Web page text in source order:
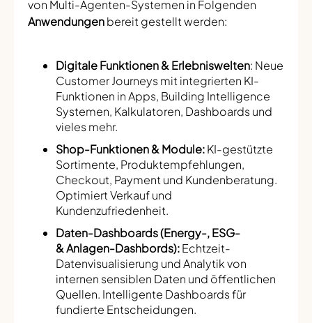
von Multi-Agenten-Systemen in Folgenden
Anwendungenbereit gestellt werden:
Digitale Funktionen & Erlebniswelten: Neue
Customer Journeys mit integrierten KI-
Funktionen in Apps, Building Intelligence
Systemen, Kalkulatoren, Dashboards und
vieles mehr.
Shop-Funktionen & Module:KI-gestützte
Sortimente, Produktempfehlungen,
Checkout, Payment und Kundenberatung.
Optimiert Verkauf und
Kundenzufriedenheit.
Daten-Dashboards (Energy-, ESG-
& Anlagen-Dashbords):Echtzeit-
Datenvisualisierung und Analytik von
internen sensiblen Daten und öffentlichen
Quellen. Intelligente Dashboards für
fundierte Entscheidungen.